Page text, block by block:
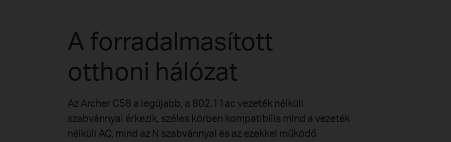
A forradalmasított
otthoni hálózat
Az Archer C58 a legújabb, a 802.11ac vezeték nélküli
szabvánnyal érkezik, széles körben kompatibilis mind a vezeték
nélküli AC, mind az N szabvánnyal és az ezekkel működő